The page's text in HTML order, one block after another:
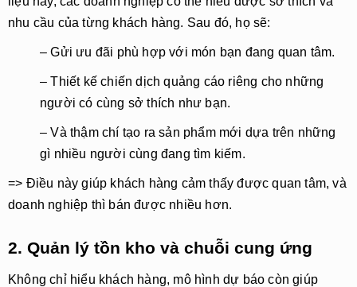
nhu cầu của từng khách hàng. Sau đó, họ sẽ:
– Gửi ưu đãi phù hợp với món bạn đang quan tâm.
– Thiết kếchiến dịch quảng cáo riêng cho những
người có cùng sở thích như bạn.
– Và thậm chí tạo ra sản phẩm mới dựa trên những
gì nhiều người cùng đang tìm kiếm.
=> Điều này giúp khách hàng cảm thấy được quan tâm, và
doanh nghiệp thì bán được nhiều hơn.
2. Quản lý tồn kho và chuỗi cung ứng
Không chỉ hiểu khách hàng, mô hình dự báo còn giúp